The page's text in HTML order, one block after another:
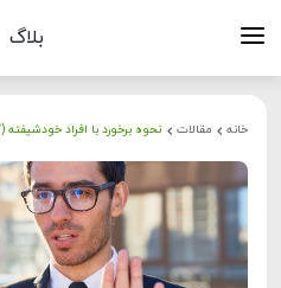
بلاگ
خانه مقالات نحوه برخورد با افراد خودشیفته (7 راهبرد موثر برای مقابله)